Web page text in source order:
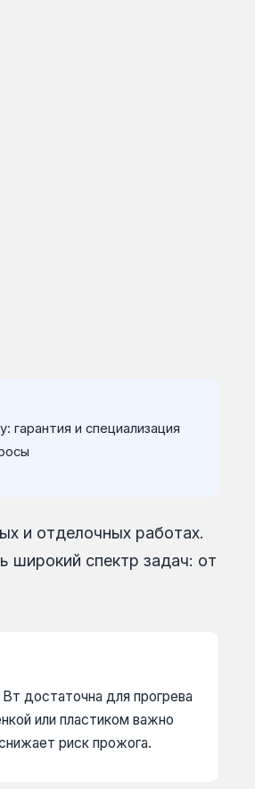
гарантия и специализация
и отделочных работах.
широкий спектр задач: от
достаточна для прогрева
или пластиком важно
риск прожога.